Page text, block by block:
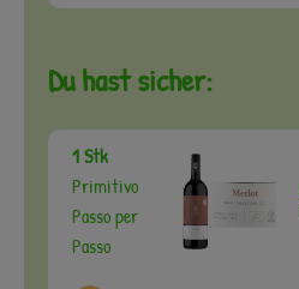
Du hast sicher:
1 Stk
Primitivo
Passo per
Passo